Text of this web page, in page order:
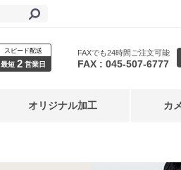
スピード配送
最短 2 営業日
FAXでも24時間ご注文可能
FAX : 045-507-6777
オリジナル加工 カ